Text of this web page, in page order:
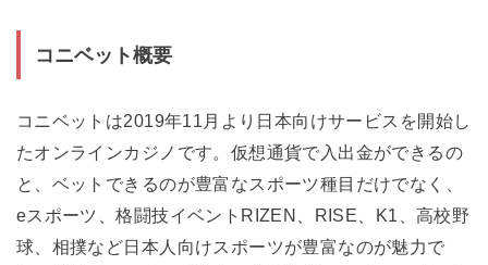
コニベット概要
コニベットは2019年11月より日本向けサービスを開始し
たオンラインカジノです。仮想通貨で入出金ができるの
と、ベットできるのが豊富なスポーツ種目だけでなく、
eスポーツ、格闘技イベントRIZEN、RISE、K1、高校野
球、相撲など日本人向けスポーツが豊富なのが魅力で